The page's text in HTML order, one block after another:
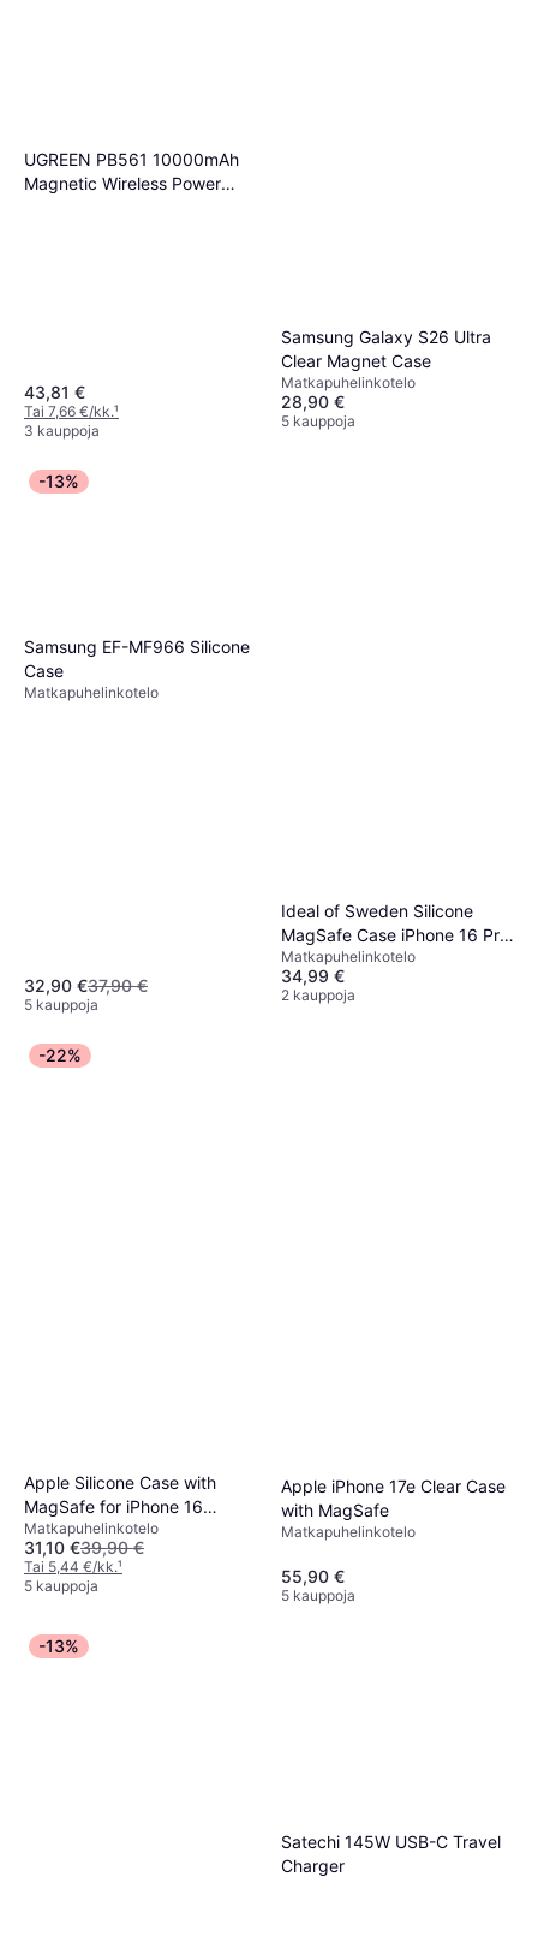
UGREEN PB561 10000mAh
Magnetic Wireless Power
43,81 €
Tai 7,66 €/kk.¹
3 kauppoja
Samsung Galaxy S26 Ultra
Clear Magnet Case
Matkapuhelinkotelo
28,90 €
5 kauppoja
-13%
Samsung EF-MF966 Silicone
Case
Matkapuhelinkotelo
32,90 €37,90 €
5 kauppoja
Ideal of Sweden Silicone
MagSafe Case iPhone 16 Pro
Lavender Milk
Matkapuhelinkotelo
34,99 €
2 kauppoja
-22%
Apple Silicone Case with
MagSafe for iPhone 16
Ultramarine
Matkapuhelinkotelo
31,10 €39,90 €
Tai 5,44 €/kk.¹
5 kauppoja
Apple iPhone 17e Clear Case
with MagSafe
Matkapuhelinkotelo
55,90 €
5 kauppoja
-13%
Satechi 145W USB-C Travel
Charger